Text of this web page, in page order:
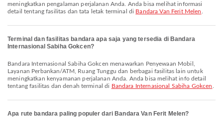
meningkatkan pengalaman perjalanan Anda. Anda bisa melihat informasi
detail tentang fasilitas dan tata letak terminal di Bandara Van Ferit Melen
Terminal dan fasilitas bandara apa saja yang tersedia di Bandara
Internasional Sabiha Gokcen?
Bandara Internasional Sabiha Gokcen menawarkan Penyewaan Mobil,
Layanan Perbankan/ATM, Ruang Tunggu dan berbagai fasilitas lain untuk
meningkatkan kenyamanan perjalanan Anda. Anda bisa melihat info detail
tentang fasilitas dan denah terminal di Bandara Internasional Sabiha Gokcen
Apa rute bandara paling populer dari Bandara Van Ferit Melen?